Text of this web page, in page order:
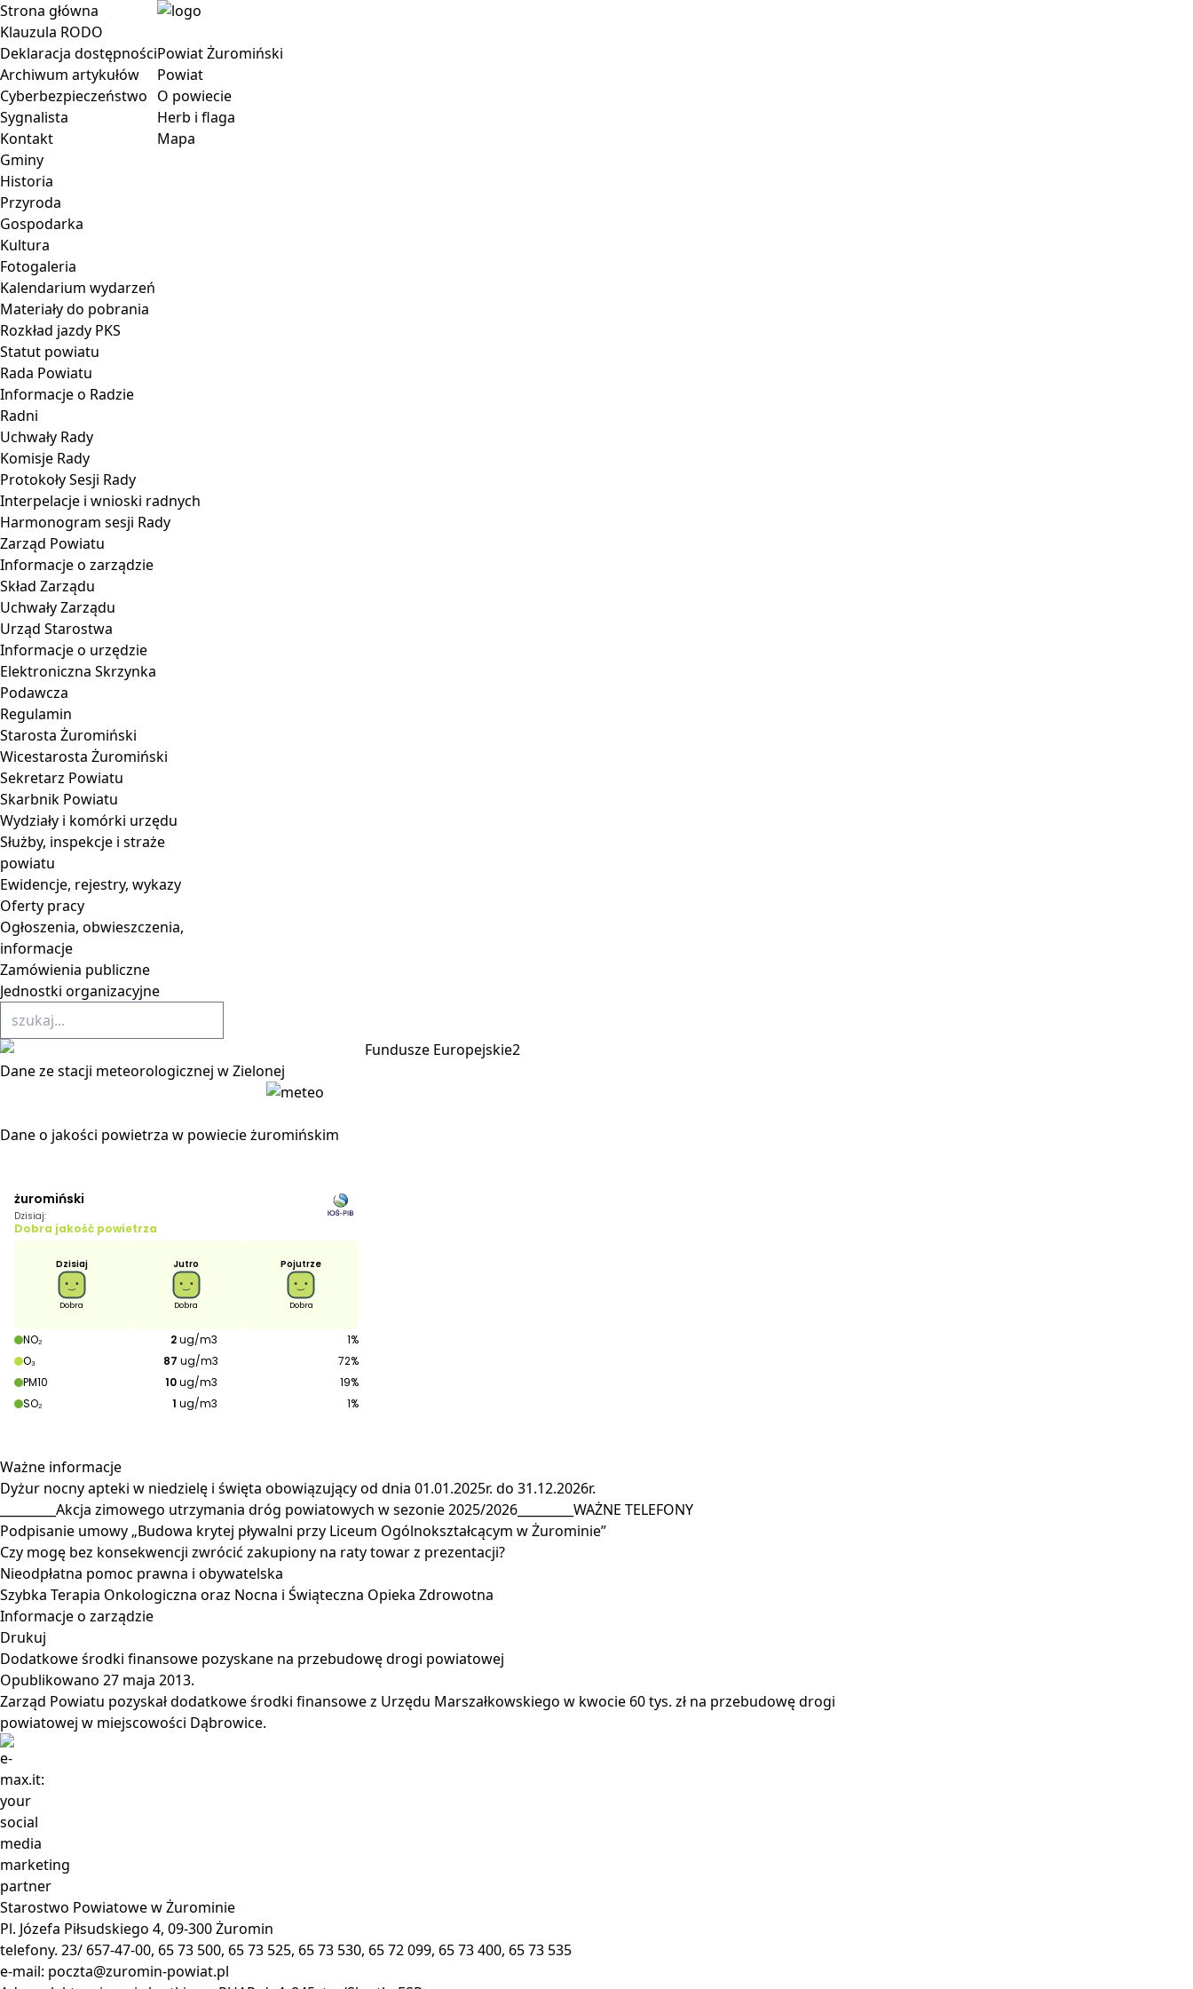
Strona główna
Klauzula RODO
Deklaracja dostępności
Archiwum artykułów
Cyberbezpieczeństwo
Sygnalista
Kontakt
Powiat Żuromiński
Powiat
O powiecie
Herb i flaga
Mapa
Gminy
Historia
Przyroda
Gospodarka
Kultura
Fotogaleria
Kalendarium wydarzeń
Materiały do pobrania
Rozkład jazdy PKS
Statut powiatu
Rada Powiatu
Informacje o Radzie
Radni
Uchwały Rady
Komisje Rady
Protokoły Sesji Rady
Interpelacje i wnioski radnych
Harmonogram sesji Rady
Zarząd Powiatu
Informacje o zarządzie
Skład Zarządu
Uchwały Zarządu
Urząd Starostwa
Informacje o urzędzie
Elektroniczna Skrzynka
Podawcza
Regulamin
Starosta Żuromiński
Wicestarosta Żuromiński
Sekretarz Powiatu
Skarbnik Powiatu
Wydziały i komórki urzędu
Służby, inspekcje i straże
powiatu
Ewidencje, rejestry, wykazy
Oferty pracy
Ogłoszenia, obwieszczenia,
informacje
Zamówienia publiczne
Jednostki organizacyjne
Dane ze stacji meteorologicznej w Zielonej
Dane o jakości powietrza w powiecie żuromińskim
Ważne informacje
Dyżur nocny apteki w niedzielę i święta obowiązujący od dnia 01.01.2025r. do 31.12.2026r.
_________Akcja zimowego utrzymania dróg powiatowych w sezonie 2025/2026_________WAŻNE TELEFONY
Podpisanie umowy „Budowa krytej pływalni przy Liceum Ogólnokształcącym w Żurominie”
Czy mogę bez konsekwencji zwrócić zakupiony na raty towar z prezentacji?
Nieodpłatna pomoc prawna i obywatelska
Szybka Terapia Onkologiczna oraz Nocna i Świąteczna Opieka Zdrowotna
Informacje o zarządzie
Drukuj
Dodatkowe środki finansowe pozyskane na przebudowę drogi powiatowej
Opublikowano 27 maja 2013.
Zarząd Powiatu pozyskał dodatkowe środki finansowe z Urzędu Marszałkowskiego w kwocie 60 tys. zł na przebudowę drogi
powiatowej w miejscowości Dąbrowice.
Starostwo Powiatowe w Żurominie
Pl. Józefa Piłsudskiego 4, 09-300 Żuromin
telefony. 23/ 657-47-00, 65 73 500, 65 73 525, 65 73 530, 65 72 099, 65 73 400, 65 73 535
e-mail: poczta@zuromin-powiat.pl